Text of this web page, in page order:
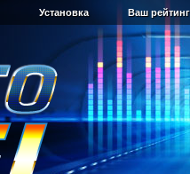
Установка Ваш